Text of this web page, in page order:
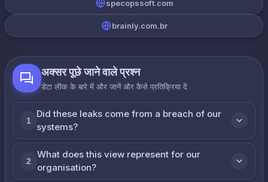
specopssoft.com
brainly.com.br
अक्सर पूछे जाने वाले प्रश्न
डेटा लीक के बारे में और जानें और कैसे प्रतिक्रिया दें
1
Did these leaks come from a breach of our
systems?
2
What does this view represent for our
organisation?